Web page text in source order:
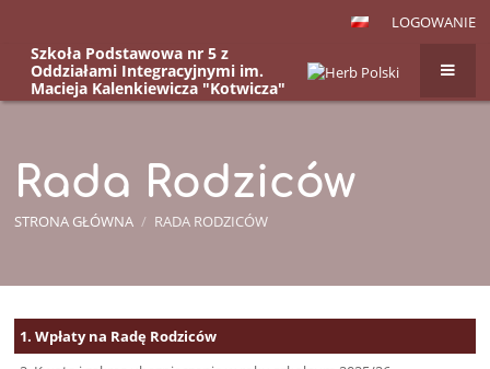
LOGOWANIE
Szkoła Podstawowa nr 5 z
Oddziałami Integracyjnymi im.
Macieja Kalenkiewicza "Kotwicza"
w Kętrzynie, ul. Kazimierza
Rada Rodziców
STRONA GŁÓWNA / RADA RODZICÓW
Rada
Rodziców
1. Wpłaty na Radę Rodziców